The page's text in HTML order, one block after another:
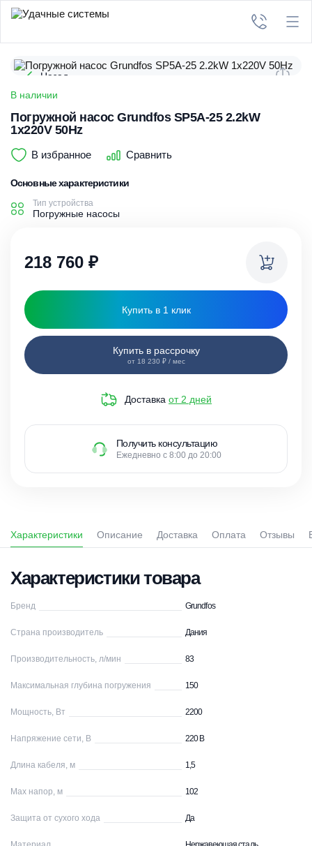
Назад
В наличии
Погружной насос Grundfos SP5A-25 2.2kW
1x220V 50Hz
В избранное Сравнить
Основные характеристики
Тип устройства
Погружные насосы
218 760 ₽
Купить в 1 клик
Купить в рассрочку
от 18 230 ₽ / мес
Доставка от 2 дней
Получить консультацию
Ежедневно с 8:00 до 20:00
Характеристики Описание Доставка Оплата Отзывы
Характеристики товара
Бренд Grundfos
Страна производитель Дания
Производительность, л/мин 83
Максимальная глубина погружения 150
Мощность, Вт 2200
Напряжение сети, В 220 В
Длина кабеля, м 1,5
Max напор, м 102
Защита от сухого хода Да